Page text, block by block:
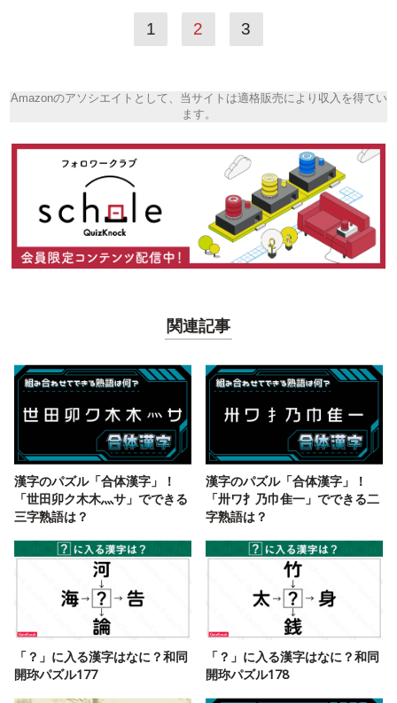
1 2 3
Amazonのアソシエイトとして、当サイトは適格販売により収入を得てい
ます。
関連記事
漢字のパズル「合体漢字」！
「世田卯ク木木灬サ」でできる
三字熟語は？
漢字のパズル「合体漢字」！
「卅ワ扌乃巾隹一」でできる二
字熟語は？
「？」に入る漢字はなに？和同
開珎パズル177
「？」に入る漢字はなに？和同
開珎パズル178